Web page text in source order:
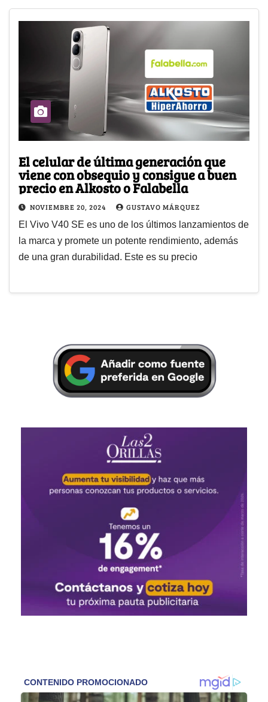
El celular de última generación que
viene con obsequio y consigue a buen
precio en Alkosto o Falabella
NOVIEMBRE 20, 2024 GUSTAVO MÁRQUEZ
El Vivo V40 SE es uno de los últimos lanzamientos de
la marca y promete un potente rendimiento, además
de una gran durabilidad. Este es su precio